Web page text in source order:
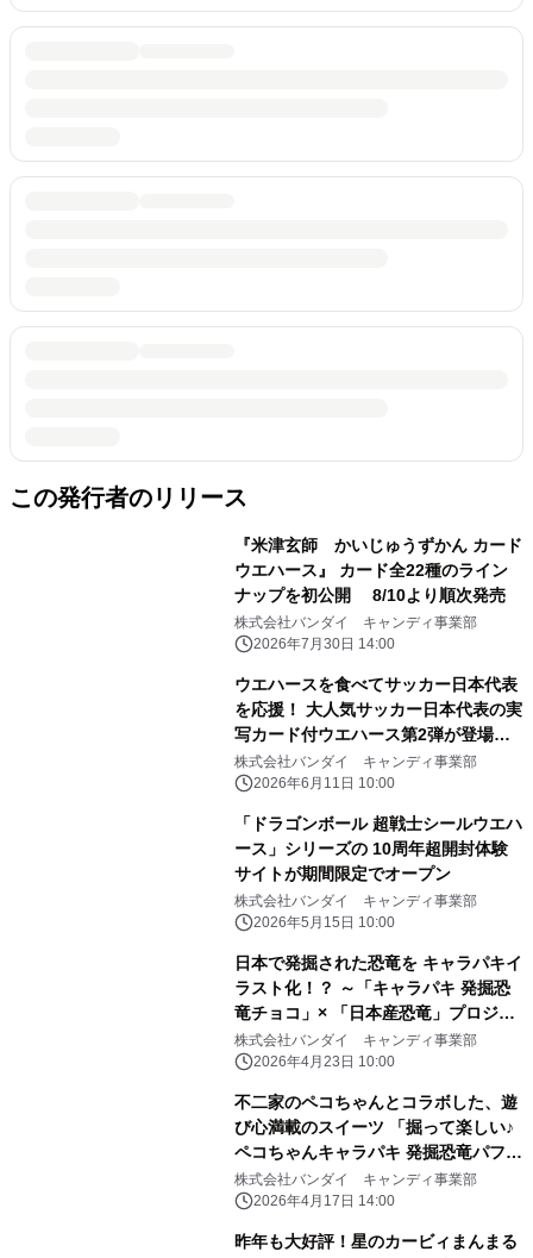
この発行者のリリース
『米津玄師 かいじゅうずかん カード
ウエハース』 カード全22種のライン
ナップを初公開 8/10より順次発売
株式会社バンダイ キャンディ事業部
2026年7月30日 14:00
ウエハースを食べてサッカー日本代表
を応援！ 大人気サッカー日本代表の実
写カード付ウエハース第2弾が登場！
～adidasキャンペーンも同時開催！
オリジナルユニフォームもあたる！～
株式会社バンダイ キャンディ事業部
2026年6月11日 10:00
「ドラゴンボール 超戦士シールウエハ
ース」シリーズの 10周年超開封体験
サイトが期間限定でオープン
株式会社バンダイ キャンディ事業部
2026年5月15日 10:00
日本で発掘された恐竜を キャラパキイ
ラスト化！？ ～「キャラパキ 発掘恐
竜チョコ」× 「日本産恐竜」プロジェ
クト始動～
株式会社バンダイ キャンディ事業部
2026年4月23日 10:00
不二家のペコちゃんとコラボした、遊
び心満載のスイーツ 「掘って楽しい♪
ペコちゃんキャラパキ 発掘恐竜パフ
ェ」 全国の不二家洋菓子店にて2026
年4月27日(月)より発売
株式会社バンダイ キャンディ事業部
2026年4月17日 14:00
昨年も大好評！星のカービィまんまる